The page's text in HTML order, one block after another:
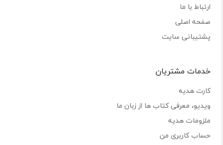
ارتباط با ما
صفحه اصلی
پشتیبانی سایت
خدمات مشتریان
کارت هدیه
ویدیو، معرفی کتاب ها از زبان ما
ملزومات هدیه
حساب کاربری من